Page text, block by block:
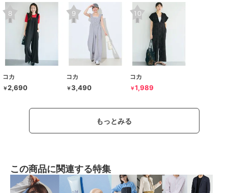
コカ
￥2,690
コカ
￥3,490
コカ
￥1,989
もっとみる
この商品に関連する特集